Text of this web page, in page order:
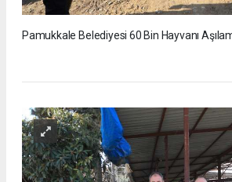
Pamukkale Belediyesi 60 Bin Hayvanı